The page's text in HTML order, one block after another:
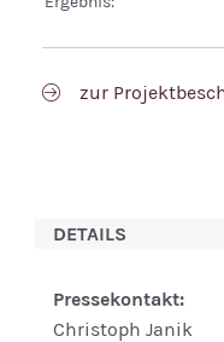
zur
DETAILS
Pressekontakt:
Christoph Janik